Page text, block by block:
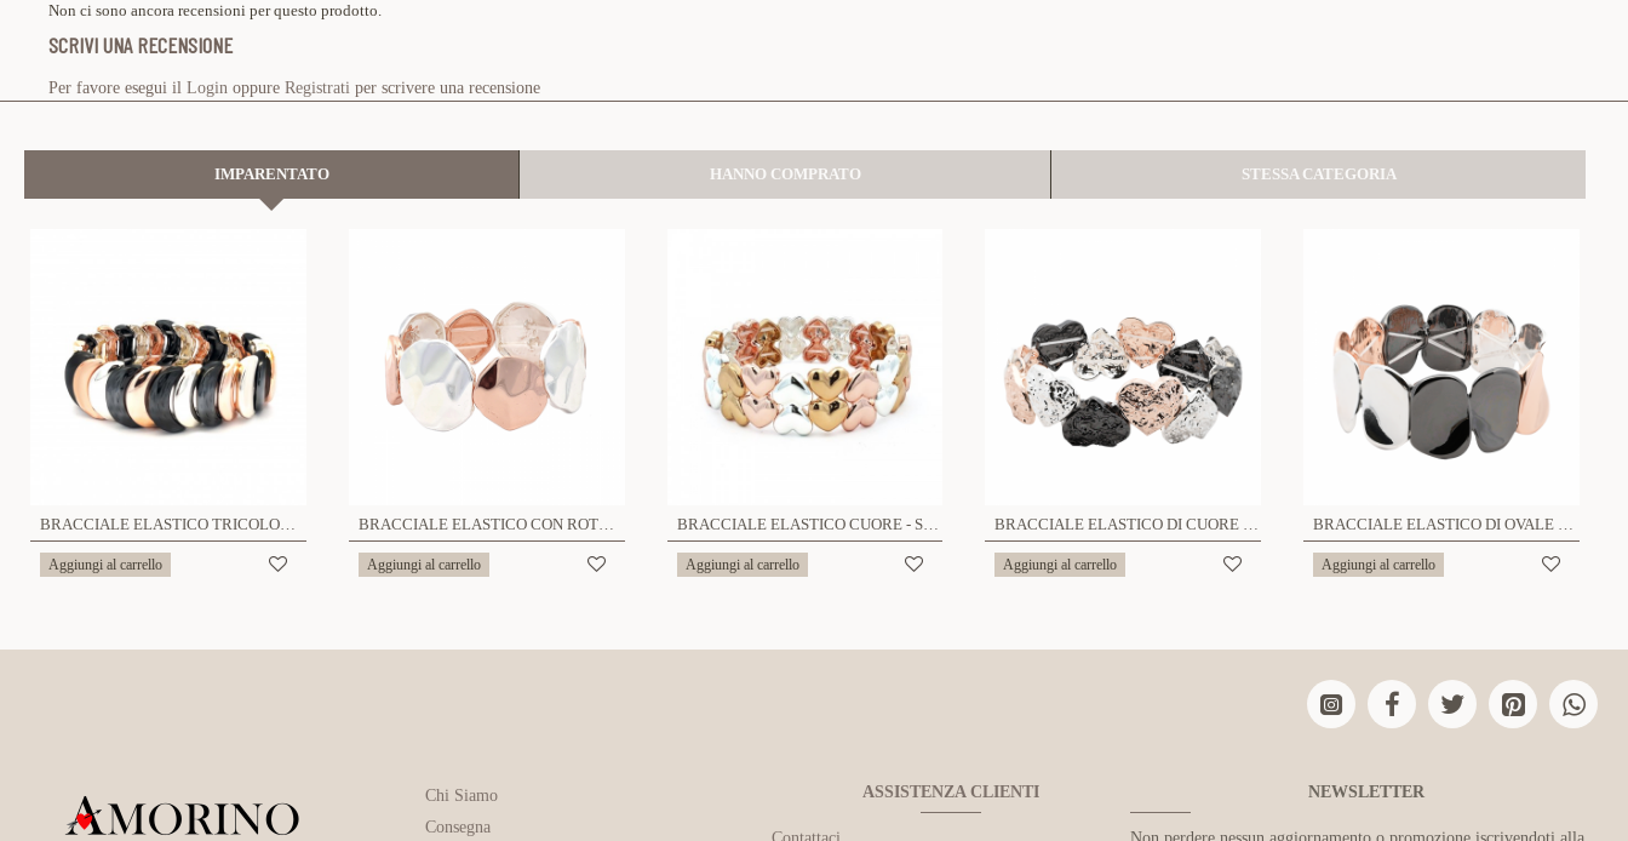
Non ci sono ancora recensioni per questo prodotto.
SCRIVI UNA RECENSIONE
Per favore esegui il Login oppure Registrati per scrivere una recensione
IMPARENTATO HANNO COMPRATO STESSA CATEGORIA
BRACCIALE ELASTICO TRICOLORE- SW191028104F4
Aggiungi al carrello
BRACCIALE ELASTICO CON ROTONDI BIANCO ROSA ALTERNATO - SW23928E687
Aggiungi al carrello
BRACCIALE ELASTICO CUORE - SW23896E689
Aggiungi al carrello
BRACCIALE ELASTICO DI CUORE TRICOLOR - SW2480A607
Aggiungi al carrello
BRACCIALE ELASTICO DI OVALE TRICOLOR - SW24100A608
Aggiungi al carrello
Chi Siamo
Consegna
ASSISTENZA CLIENTI NEWSLETTER